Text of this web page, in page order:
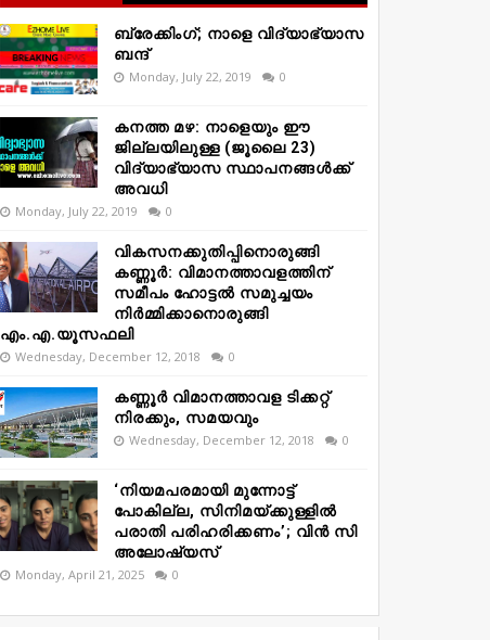
ബ്രേക്കിംഗ്; നാളെ വിദ്യാഭ്യാസ
ബന്ദ്
Monday, July 22, 2019 0
കനത്ത മഴ: നാളെയും ഈ
ജില്ലയിലുള്ള (ജൂലൈ 23)
വിദ്യാഭ്യാസ സ്ഥാപനങ്ങൾക്ക്
അവധി
Monday, July 22, 2019 0
വികസനക്കുതിപ്പിനൊരുങ്ങി
കണ്ണൂർ: വിമാനത്താവളത്തിന്
സമീപം ഹോട്ടൽ സമുച്ചയം
നിർമ്മിക്കാനൊരുങ്ങി
എം.എ.യൂസഫലി
Wednesday, December 12, 2018 0
കണ്ണൂർ വിമാനത്താവള ടിക്കറ്റ്
നിരക്കും, സമയവും
Wednesday, December 12, 2018 0
‘നിയമപരമായി മുന്നോട്ട്
പോകില്ല, സിനിമയ്ക്കുള്ളിൽ
പരാതി പരിഹരിക്കണം’; വിൻ സി
അലോഷ്യസ്
Monday, April 21, 2025 0